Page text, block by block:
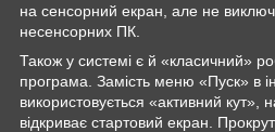
на сенсорний екран, але не
несенсорних ПК.
Також у системі є й «класичний»
програма. Замість меню «Пуск» в
використовується «активний кут»,
відкриває стартовий екран.